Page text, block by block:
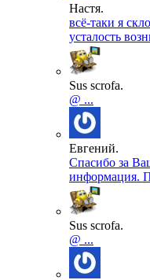
Настя.
всё-таки я
усталость
Sus scrofa.
@ ...
Евгений.
Спасибо за
информация.
Sus scrofa.
@ ...